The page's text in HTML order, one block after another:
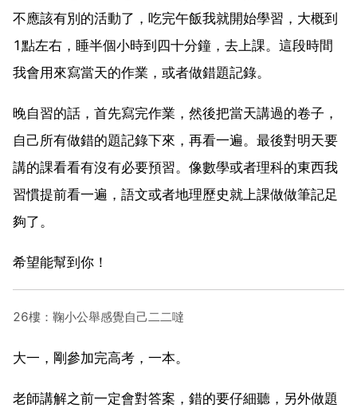
不應該有別的活動了，吃完午飯我就開始學習，大概到
1點左右，睡半個小時到四十分鐘，去上課。這段時間
我會用來寫當天的作業，或者做錯題記錄。
晚自習的話，首先寫完作業，然後把當天講過的卷子，
自己所有做錯的題記錄下來，再看一遍。最後對明天要
講的課看看有沒有必要預習。像數學或者理科的東西我
習慣提前看一遍，語文或者地理歷史就上課做做筆記足
夠了。
希望能幫到你！
26樓：鞠小公舉感覺自己二二噠
大一，剛參加完高考，一本。
老師講解之前一定會對答案，錯的要仔細聽，另外做題